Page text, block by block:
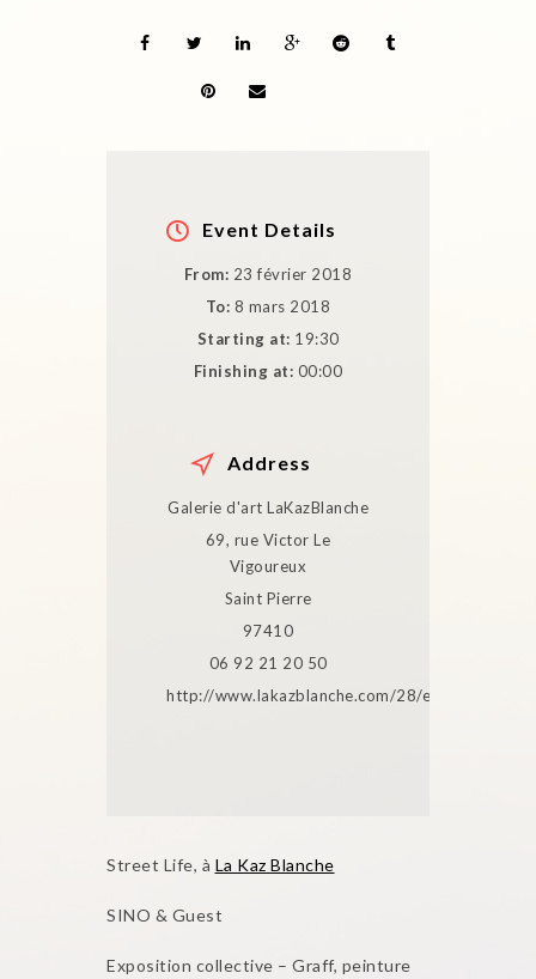
Event Details
From: 23 février 2018
To: 8 mars 2018
Starting at: 19:30
Finishing at: 00:00
Address
Galerie d'art LaKazBlanche
69, rue Victor Le
Vigoureux
Saint Pierre
97410
06 92 21 20 50
http://www.lakazblanche.com/28/expositions
Street Life, à La Kaz Blanche
SINO & Guest
Exposition collective – Graff, peinture